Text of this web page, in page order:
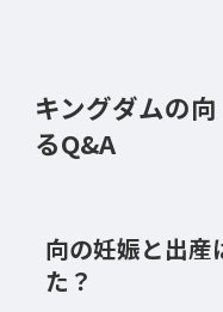
キングダムの
るQ&A
向の妊娠と出産
た？